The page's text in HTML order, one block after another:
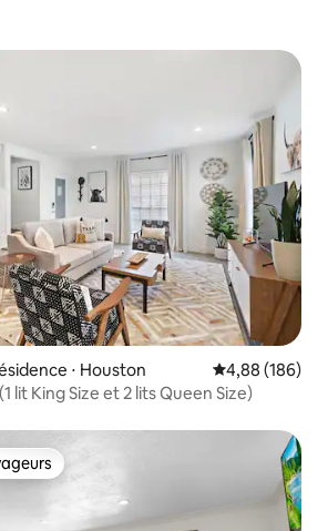
⋅ Houston Évaluation
4,88 (186)
lit King Size et 2 lits Queen Size)